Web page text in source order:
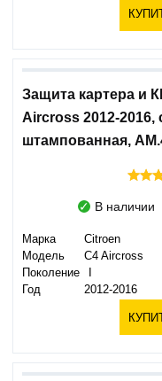
Защита картера и
Aircross 2012-2016,
штампованная,
В наличии
Марка
Citroen
Модель
C4 Aircross
Поколение
Год
2012-2016